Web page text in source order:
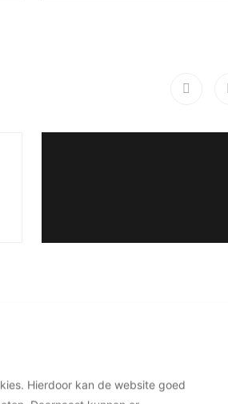
Hierdoor kan de website goed